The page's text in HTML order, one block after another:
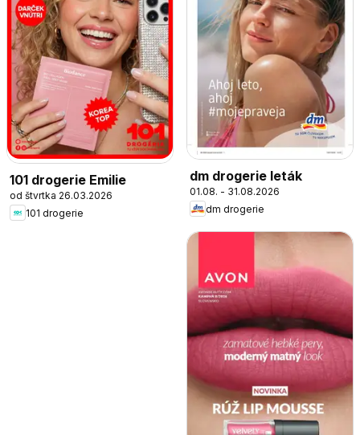
101 drogerie Emilie
od štvrtka 26.03.2026
101 drogerie
dm drogerie leták
01.08. - 31.08.2026
dm drogerie